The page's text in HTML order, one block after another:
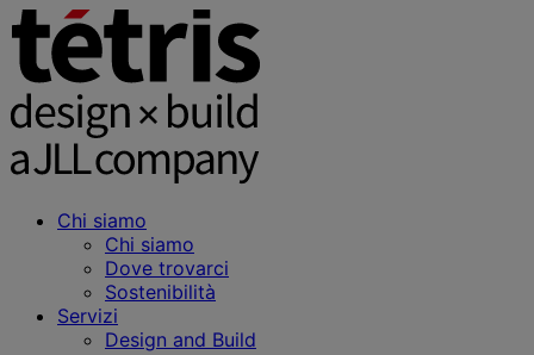
Chi siamo
Chi siamo
Dove trovarci
Sostenibilità
Servizi
Design and Build